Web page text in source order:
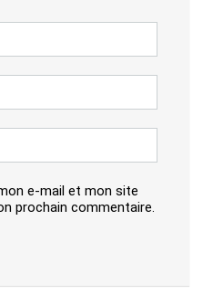
e-mail et mon site
prochain commentaire.